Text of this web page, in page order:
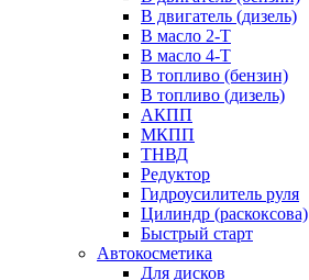
В двигатель (дизель)
В масло 2-Т
В масло 4-Т
В топливо (бензин)
В топливо (дизель)
АКПП
МКПП
ТНВД
Редуктор
Гидроусилитель руля
Цилиндр (раскоксова)
Быстрый старт
Автокосметика
Для дисков